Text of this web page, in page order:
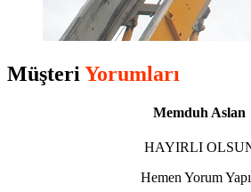
Müşteri Yorumları
Memduh Aslan
HAYIRLI
Hemen Yorum